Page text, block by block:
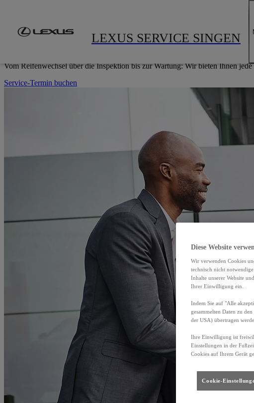
LEXUS SERVICE SINGEN
UNSER SERVICE FÜR SIE
Vom Reifenwechsel über die Inspektion bis zur Wartung: Wir bieten Ihnen
Service-Termin buchen
Diese Website
Wir verwenden Cookies
technisch nicht
Inhalte unserer Website
Ihrer Einwilligung ein.
Indem Sie auf "Alle
gesammelten Daten zu
der USA) übertragen
Ihre Einwilligung ist
Einstellungen in der
Cookies auf Ihrem Gerät
Cookie-